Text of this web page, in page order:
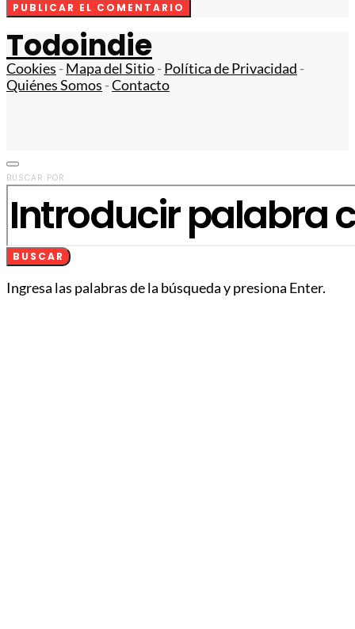
Todoindie
Cookies -Mapa del Sitio-Política de Privacidad -
Quiénes Somos -Contacto
BUSCAR POR:
BUSCAR
Ingresa las palabras de la búsqueda y presiona Enter.